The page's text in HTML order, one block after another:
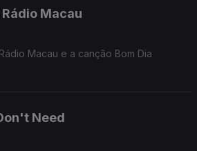
Macau
Macau e a canção Bom Dia
Need